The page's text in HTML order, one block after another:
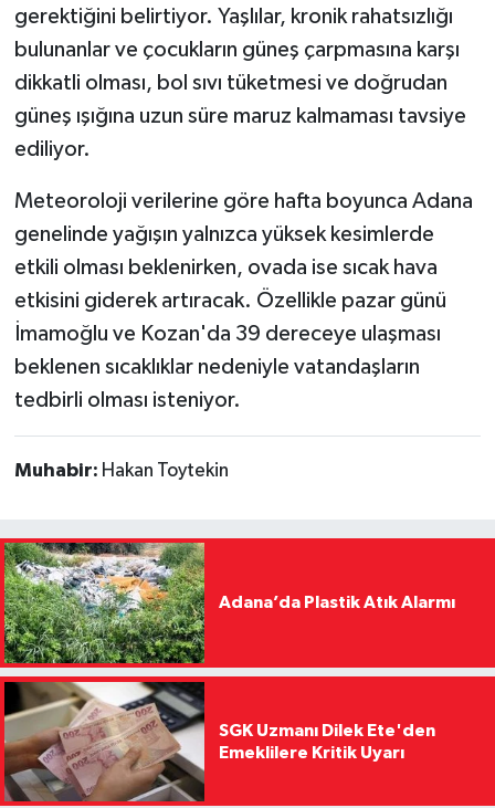
gerektiğini belirtiyor. Yaşlılar, kronik rahatsızlığı
bulunanlar ve çocukların güneş çarpmasına karşı
dikkatli olması, bol sıvı tüketmesi ve doğrudan
güneş ışığına uzun süre maruz kalmaması tavsiye
ediliyor.
Meteoroloji verilerine göre hafta boyunca Adana
genelinde yağışın yalnızca yüksek kesimlerde
etkili olması beklenirken, ovada ise sıcak hava
etkisini giderek artıracak. Özellikle pazar günü
İmamoğlu ve Kozan'da 39 dereceye ulaşması
beklenen sıcaklıklar nedeniyle vatandaşların
tedbirli olması isteniyor.
Muhabir: Hakan Toytekin
Adana’da Plastik Atık Alarmı
SGK Uzmanı Dilek Ete'den
Emeklilere Kritik Uyarı